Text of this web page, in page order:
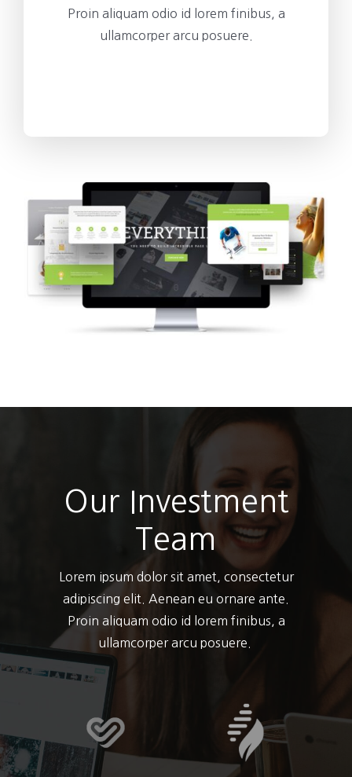
Proin aliquam odio id lorem finibus, a
ullamcorper arcu posuere.
Our Investment
Team
Lorem ipsum dolor sit amet, consectetur
adipiscing elit. Aenean eu ornare ante.
Proin aliquam odio id lorem finibus, a
ullamcorper arcu posuere.